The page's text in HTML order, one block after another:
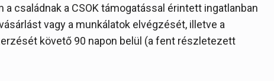
családnak a CSOK támogatással érintett ingatlanban
vagy a munkálatok elvégzését, illetve a
követő 90 napon belül (a fent részletezett